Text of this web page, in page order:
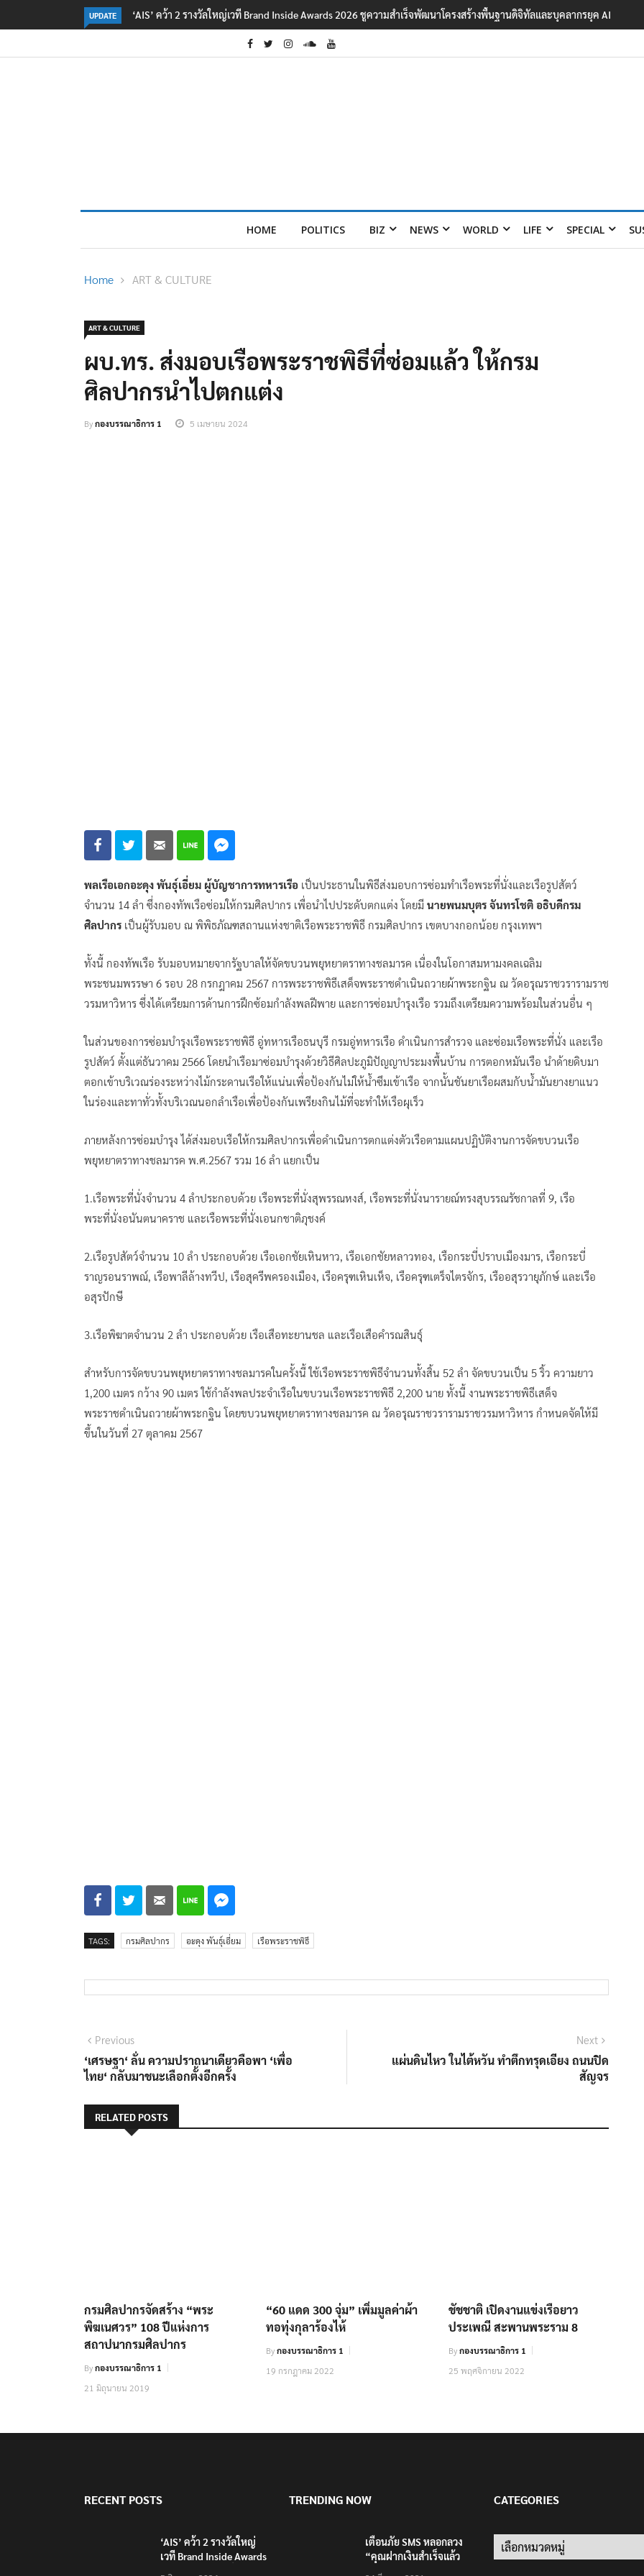
UPDATE ‘AIS’ คว้า 2 รางวัลใหญ่เวที Brand Inside Awards 2026 ชูความสำเร็จพัฒนาโครงสร้างพื้นฐานดิจิทัลและบุคลากรยุค AI
HOME POLITICS BIZ NEWS WORLD LIFE SPECIAL
Home ART & CULTURE
ART & CULTURE
ผบ.ทร. ส่งมอบเรือพระราชพิธีที่ซ่อมแล้ว ให้กรม
ศิลปากรนำไปตกแต่ง
Byกองบรรณาธิการ 1 5 เมษายน 2024
พลเรือเอกอะดุง พันธุ์เอี่ยม ผู้บัญชาการทหารเรือ เป็นประธานในพิธีส่งมอบการซ่อมทำเรือพระที่นั่งและเรือรูปสัตว์
จำนวน 14 ลำ ซึ่งกองทัพเรือซ่อมให้กรมศิลปากร เพื่อนำไปประดับตกแต่ง โดยมี นายพนมบุตร จันทรโชติ อธิบดีกรม
ศิลปากร เป็นผู้รับมอบ ณ พิพิธภัณฑสถานแห่งชาติเรือพระราชพิธี กรมศิลปากร เขตบางกอกน้อย กรุงเทพฯ
ทั้งนี้ กองทัพเรือ รับมอบหมายจากรัฐบาลให้จัดขบวนพยุหยาตราทางชลมารค เนื่องในโอกาสมหามงคลเฉลิม
พระชนมพรรษา 6 รอบ 28 กรกฎาคม 2567 การพระราชพิธีเสด็จพระราชดำเนินถวายผ้าพระกฐิน ณ วัดอรุณราชวรารามราช
วรมหาวิหาร ซึ่งได้เตรียมการด้านการฝึกซ้อมกำลังพลฝีพาย และการซ่อมบำรุงเรือ รวมถึงเตรียมความพร้อมในส่วนอื่น ๆ
ในส่วนของการซ่อมบำรุงเรือพระราชพิธี อู่ทหารเรือธนบุรี กรมอู่ทหารเรือ ดำเนินการสำรวจ และซ่อมเรือพระที่นั่ง และเรือ
รูปสัตว์ ตั้งแต่ธันวาคม 2566 โดยนำเรือมาซ่อมบำรุงด้วยวิธีศิลปะภูมิปัญญาประมงพื้นบ้าน การตอกหมันเรือ นำด้ายดิบมา
ตอกเข้าบริเวณร่องระหว่างไม้กระดานเรือให้แน่นเพื่อป้องกันไม่ให้น้ำซึมเข้าเรือ จากนั้นชันยาเรือผสมกับน้ำมันยางยาแนว
ในร่องและทาทั่วทั้งบริเวณนอกลำเรือเพื่อป้องกันเพรียงกินไม้ที่จะทำให้เรือผุเร็ว
ภายหลังการซ่อมบำรุง ได้ส่งมอบเรือให้กรมศิลปากรเพื่อดำเนินการตกแต่งตัวเรือตามแผนปฏิบัติงานการจัดขบวนเรือ
พยุหยาตราทางชลมารค พ.ศ.2567 รวม 16 ลำ แยกเป็น
1.เรือพระที่นั่งจำนวน 4 ลำประกอบด้วย เรือพระที่นั่งสุพรรณหงส์, เรือพระที่นั่งนารายณ์ทรงสุบรรณรัชกาลที่ 9, เรือ
พระที่นั่งอนันตนาคราช และเรือพระที่นั่งเอนกชาติภุชงค์
2.เรือรูปสัตว์จำนวน 10 ลำ ประกอบด้วย เรือเอกชัยเหินหาว, เรือเอกชัยหลาวทอง, เรือกระบี่ปราบเมืองมาร, เรือกระบี่
ราญรอนราพณ์, เรือพาลีล้างทวีป, เรือสุครีพครองเมือง, เรือครุฑเหินเห็จ, เรือครุฑเตร็จไตรจักร, เรืออสุรวายุภักษ์ และเรือ
อสุรปักษี
3.เรือพิฆาตจำนวน 2 ลำ ประกอบด้วย เรือเสือทะยานชล และเรือเสือคำรณสินธุ์
สำหรับการจัดขบวนพยุหยาตราทางชลมารคในครั้งนี้ ใช้เรือพระราชพิธีจำนวนทั้งสิ้น 52 ลำ จัดขบวนเป็น 5 ริ้ว ความยาว
1,200 เมตร กว้าง 90 เมตร ใช้กำลังพลประจำเรือในขบวนเรือพระราชพิธี 2,200 นาย ทั้งนี้ งานพระราชพิธีเสด็จ
พระราชดำเนินถวายผ้าพระกฐิน โดยขบวนพยุหยาตราทางชลมารค ณ วัดอรุณราชวรารามราชวรมหาวิหาร กำหนดจัดให้มี
ขึ้นในวันที่ 27 ตุลาคม 2567
TAGS: กรมศิลปากร อะดุง พันธุ์เอี่ยม เรือพระราชพิธี
แนะแนว
เรื่อง
PreviousPrevious
post:
‘เศรษฐา‘ ลั่น ความปราถนาเดียวคือพา ‘เพื่อ
ไทย‘ กลับมาชนะเลือกตั้งอีกครั้ง
Next
แผ่นดินไหว ในไต้หวัน ทำตึกทรุดเอียง ถนนปิด
สัญจร
RELATED POSTS
กรมศิลปากรจัดสร้าง “พระ
พิฆเนศวร” 108 ปีแห่งการ
สถาปนากรมศิลปากร
Byกองบรรณาธิการ 1
21 มิถุนายน 2019
“60 แดด 300 จุ่ม” เพิ่มมูลค่าผ้า
ทอทุ่งกุลาร้องไห้
Byกองบรรณาธิการ 1
19 กรกฎาคม 2022
ชัชชาติ เปิดงานแข่งเรือยาว
ประเพณี สะพานพระราม 8
Byกองบรรณาธิการ 1
25 พฤศจิกายน 2022
RECENT POSTS
‘AIS’ คว้า 2 รางวัลใหญ่
เวที Brand Inside Awards
TRENDING NOW
เตือนภัย SMS หลอกลวง
“คุณฝากเงินสำเร็จแล้ว
200,000 บาท”
CATEGORIES
Categories